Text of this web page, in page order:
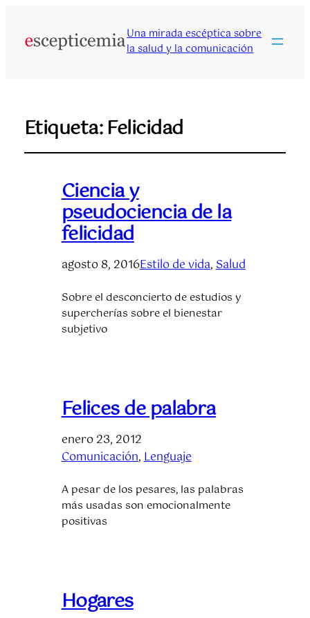
Una mirada escéptica sobre
la salud y la comunicación
Etiqueta:Felicidad
Ciencia y
pseudociencia de la
felicidad
agosto 8, 2016Estilo de vida, Salud
Sobre el desconcierto de estudios y
supercherías sobre el bienestar
subjetivo
Felices de palabra
enero 23, 2012
Comunicación, Lenguaje
A pesar de los pesares, las palabras
más usadas son emocionalmente
positivas
Hogares